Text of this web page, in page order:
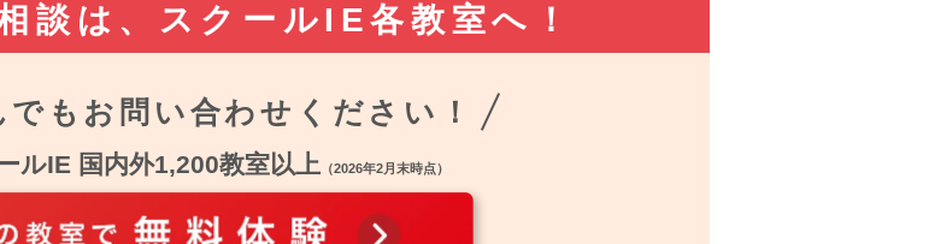
談は、 スクールIE各教室へ！
も お問い合わせください！
ルIE 国内外1,200教室以上 （2026年2月末時点）